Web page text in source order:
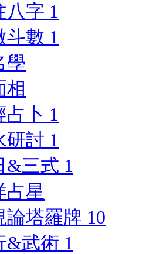
八字 1
斗數 1
學
相
占卜 1
研討 1
&三式 1
占星
論塔羅牌 10
&武術 1